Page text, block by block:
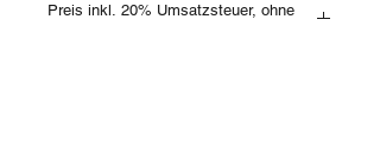
Preis inkl. 20% Umsatzsteuer, ohne